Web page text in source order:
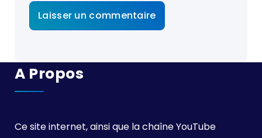
A Propos
Ce site internet, ainsi que la chaîne YouTube